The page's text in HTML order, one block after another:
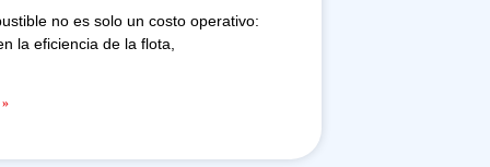
no es solo un costo operativo:
la eficiencia de la flota,